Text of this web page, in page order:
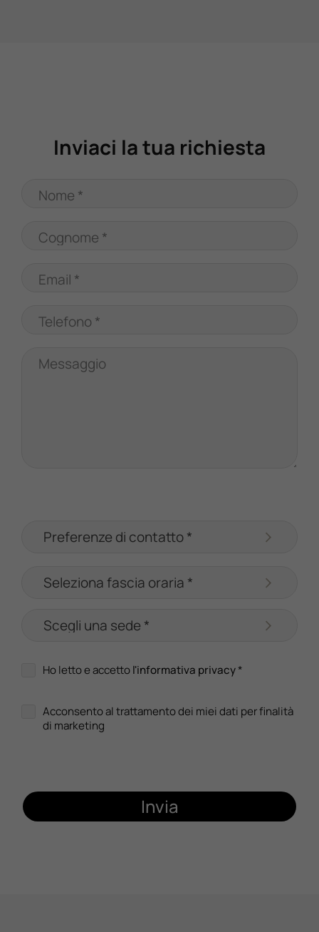
Contattaci
Inviaci la tua richiesta
Nome *
Cognome *
Email *
Telefono *
Messaggio
Ho letto e accettol'informativa privacy*
Acconsento al trattamento dei miei dati per finalità
di marketing
Invia